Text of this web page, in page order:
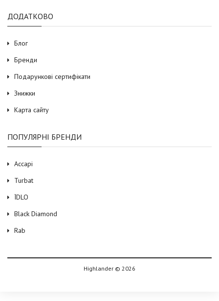
ДОДАТКОВО
Блог
Бренди
Подарункові сертифікати
Знижки
Карта сайту
ПОПУЛЯРНІ БРЕНДИ
Accapi
Turbat
ЇDLO
Black Diamond
Rab
Highlander © 2026